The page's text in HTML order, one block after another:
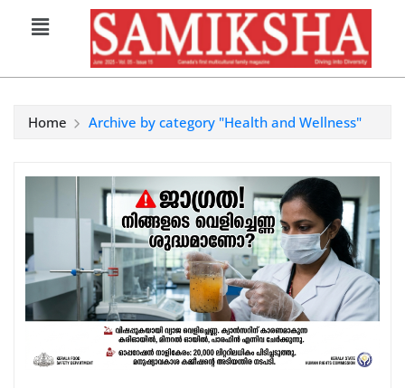
Home Archive by category "Health and Wellness"